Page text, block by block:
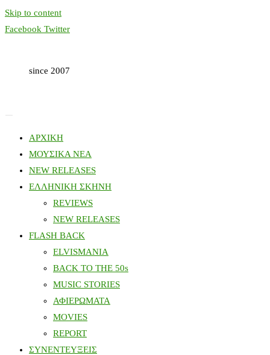
Skip to content
Facebook Twitter
since 2007
ΑΡΧΙΚΗ
ΜΟΥΣΙΚΑ ΝΕΑ
NEW RELEASES
ΕΛΛΗΝΙΚΗ ΣΚΗΝΗ
REVIEWS
NEW RELEASES
FLASH BACK
ELVISMANIA
BACK TO THE 50s
MUSIC STORIES
ΑΦΙΕΡΩΜΑΤΑ
MOVIES
REPORT
ΣΥΝΕΝΤΕΥΞΕΙΣ